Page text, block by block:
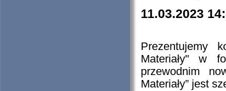
11.03.2023
Prezentujemy
Materiały" w
przewodnim
Materiały” jest